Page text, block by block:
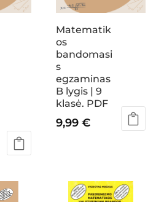
Matematik
os
bandomasi
s
egzaminas
B lygis | 9
klasė. PDF
9,99€